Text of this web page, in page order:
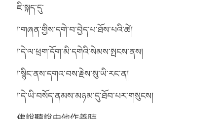
ཇི་སྐད་དུ་
།་གཞན་གྱིས་དགེ་བ་བྱེད་པ་ཐོས་པའི་ཚེ།
།་དེ་ལ་ཕྲག་དོག་མི་དགེའི་སེམས་སྤངས་ནས།
།་སྙིང་ནས་དགའ་བས་རྗེས་སུ་ཡི་རང་ན།
།་དེ་ཡི་བསོད་ནམས་མཉམ་དུ་ཐོབ་པར་གསུངས།